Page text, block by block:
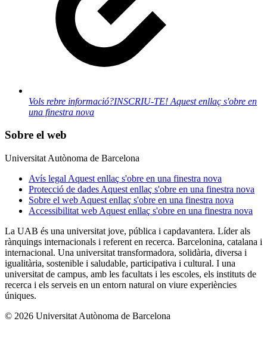
Vols rebre informació?INSCRIU-TE! Aquest enllaç s'obre en
una finestra nova
Sobre el web
Universitat Autònoma de Barcelona
Avís legal Aquest enllaç s'obre en una finestra nova
Protecció de dades Aquest enllaç s'obre en una finestra nova
Sobre el web Aquest enllaç s'obre en una finestra nova
Accessibilitat web Aquest enllaç s'obre en una finestra nova
La UAB és una universitat jove, pública i capdavantera. Líder als
rànquings internacionals i referent en recerca. Barcelonina, catalana i
internacional. Una universitat transformadora, solidària, diversa i
igualitària, sostenible i saludable, participativa i cultural. I una
universitat de campus, amb les facultats i les escoles, els instituts de
recerca i els serveis en un entorn natural on viure experiències
úniques.
© 2026 Universitat Autònoma de Barcelona